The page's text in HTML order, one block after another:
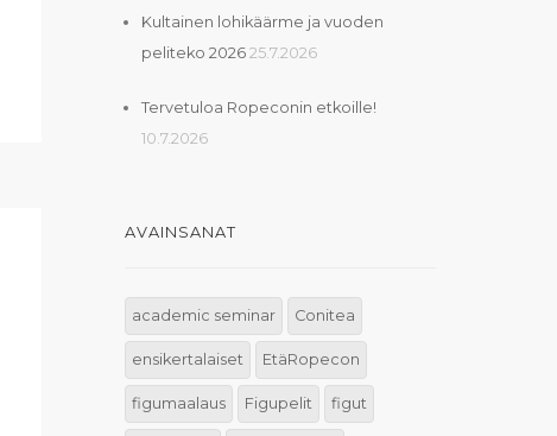
Kultainen lohikäärme ja vuoden
peliteko 2026 25.7.2026
Tervetuloa Ropeconin etkoille!
10.7.2026
AVAINSANAT
academic seminar Conitea
ensikertalaiset EtäRopecon
figumaalaus Figupelit figut